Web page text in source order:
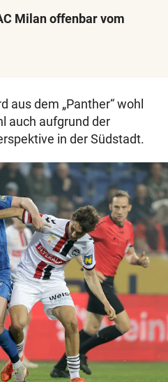
Milan offenbar vom
aus dem „Panther“ wohl
auch aufgrund der
in der Südstadt.